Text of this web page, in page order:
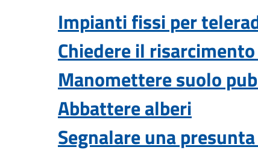
Impianti fissi per
Chiedere il
Manomettere suolo
Abbattere alberi
Segnalare una